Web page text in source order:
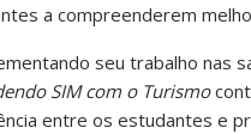
a compreenderem
seu trabalho nas
SIM com o Turismo
entre os estudantes e